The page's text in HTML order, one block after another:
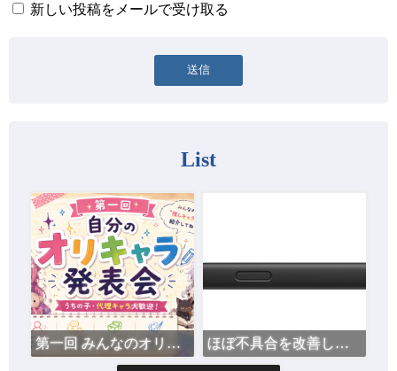
新しい投稿をメールで受け取る
List
第一回 みんなのオリキャラ発表会 ※開催日未定 ほぼ不具合を改善した Surface スリム ペン 2